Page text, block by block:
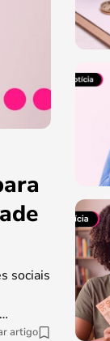
sociais
artigo